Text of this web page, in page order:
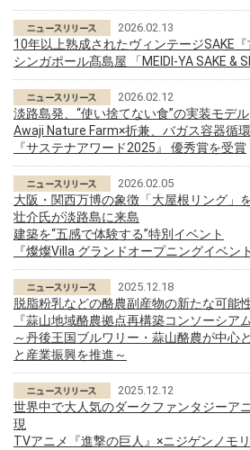
2026.02.13
10年以上熟成されたヴィンテージSAKE『
シンガポール髙島屋 「MEIDI-YA SAKE &
2026.02.12
淡路島発、“使い捨てない食”の実装モデル
Awaji Nature Farm×折兼、バガス容器循
『サステナアワード2025』 優秀賞を受賞
2026.02.05
大阪・関西万博の象徴「大屋根リング」
壮介氏が淡路島に来島
建築を“五感で体験する”特別イベント
『燦燦Villa グランドオープニングイベン
2025.12.18
脱脂粉乳などの酪農副産物の新たな可能
『蒜山地域酪農拠点再構築コンソーシア
～丹後王国ブルワリー・蒜山酪農が中心
と産業振興を推進～
2025.12.12
世界中で大人気のダークファンタジーア
現
TVアニメ『進撃の巨人』×ニジゲンノモ